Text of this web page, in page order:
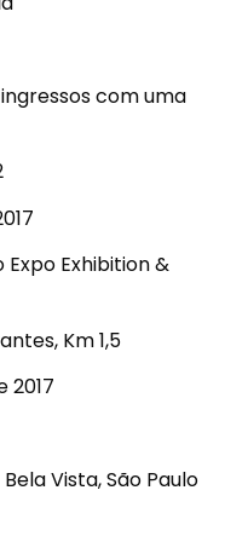
com uma
Expo Exhibition &
Km 1,5
2017
Vista, São Paulo